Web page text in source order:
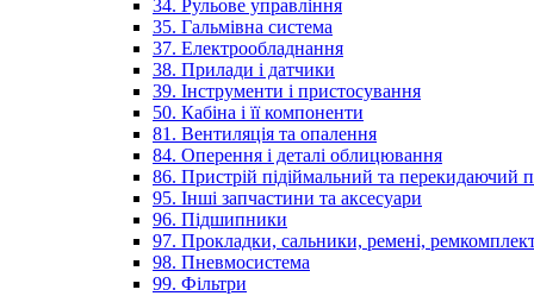
34. Рульове управління
35. Гальмівна система
37. Електрообладнання
38. Прилади і датчики
39. Інструменти і пристосування
50. Кабіна і її компоненти
81. Вентиляція та опалення
84. Оперення і деталі облицювання
86. Пристрій підіймальний та перекидаючий
95. Інші запчастини та аксесуари
96. Підшипники
97. Прокладки, сальники, ремені,
98. Пневмосистема
99. Фільтри